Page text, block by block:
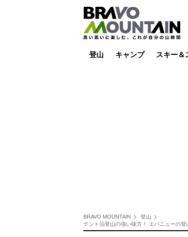
登山 キャンプ スキー＆
BRAVO MOUNTAIN
登山
テント泊登山の強い味方！ エバニューの